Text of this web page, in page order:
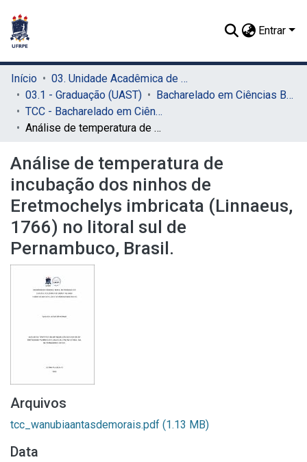
Entrar
Início
03. Unidade Acadêmica de Serra Talhada (UAST)
03.1 - Graduação (UAST)
Bacharelado em Ciências Biológicas (UAST)
TCC - Bacharelado em Ciências Biológicas (UAST)
Análise de temperatura de incubação dos ninhos de Eretmochelys imbricata (Linnaeus, 1766) no litoral sul de Pernambuco, Brasil.
Análise de temperatura de
incubação dos ninhos de
Eretmochelys imbricata (Linnaeus,
1766) no litoral sul de
Pernambuco, Brasil.
Arquivos
tcc_wanubiaantasdemorais.pdf (1.13 MB)
Data